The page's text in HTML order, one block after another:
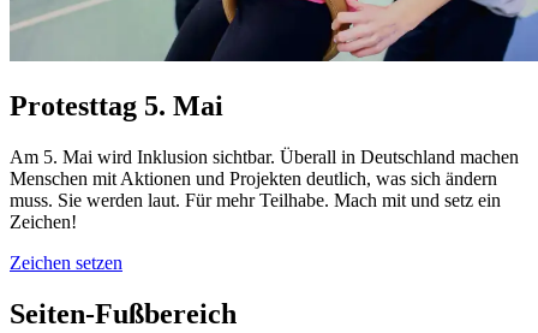
Protesttag 5. Mai
Am 5. Mai wird Inklusion sichtbar. Überall in Deutschland machen
Menschen mit Aktionen und Projekten deutlich, was sich ändern
muss. Sie werden laut. Für mehr Teilhabe. Mach mit und setz ein
Zeichen!
Zeichen setzen
Seiten-Fußbereich